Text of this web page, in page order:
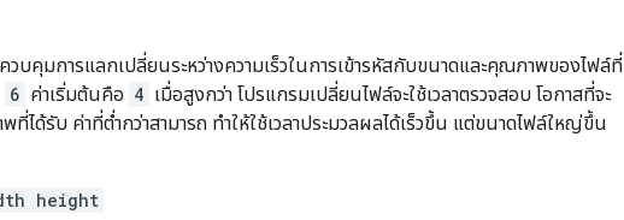
วบคุมการแลกเปลี่ยนระหว่างความเร็วในการเข้ารหัสกับขนาดและคุณภาพของไฟล์ที่
6 ค่าเริ่มต้นคือ 4 เมื่อสูงกว่า โปรแกรมเปลี่ยนไฟล์จะใช้เวลาตรวจสอบ โอกาสที่จะ
ที่ได้รับ ค่าที่ต่ำกว่าสามารถ ทำให้ใช้เวลาประมวลผลได้เร็วขึ้น แต่ขนาดไฟล์ใหญ่ขึ้น
height